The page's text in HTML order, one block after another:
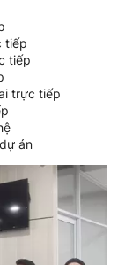
tiếp
tiếp
trực tiếp
án